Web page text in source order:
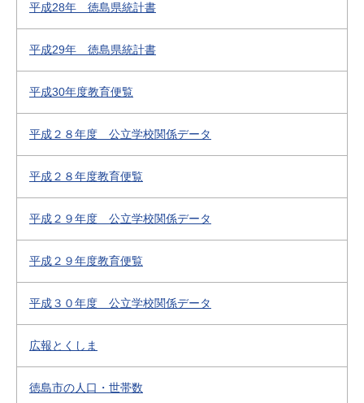
平成28年 徳島県統計書
平成29年 徳島県統計書
平成30年度教育便覧
平成２８年度 公立学校関係データ
平成２８年度教育便覧
平成２９年度 公立学校関係データ
平成２９年度教育便覧
平成３０年度 公立学校関係データ
広報とくしま
徳島市の人口・世帯数